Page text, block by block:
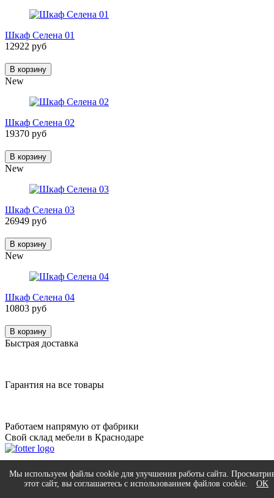
Мы используем файлы cookie для улучшения работы сайта.
этот сайт, вы соглашаетесь с использованием файлов cookie.
OK
Шкаф Селена 01
12922 руб
В корзину
New
Шкаф Селена 02
19370 руб
В корзину
New
Шкаф Селена 03
26949 руб
В корзину
New
Шкаф Селена 04
10803 руб
В корзину
Быстрая доставка
Гарантия на все товары
Работаем напрямую от фабрики
Свой склад мебели в Краснодаре
МАТРАССИЯ - мебель в Краснодаре
Ортопедические матрасы. Кровати. Шкафы-купе. Мебель для